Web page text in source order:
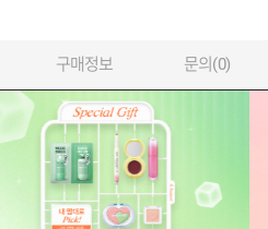
구매정보 문의(0)